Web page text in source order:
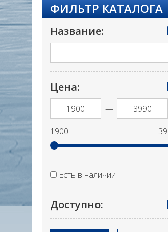
ФИЛЬТР КАТАЛОГА
Название:
Цена:
—
1900
Есть в наличии
Доступно: